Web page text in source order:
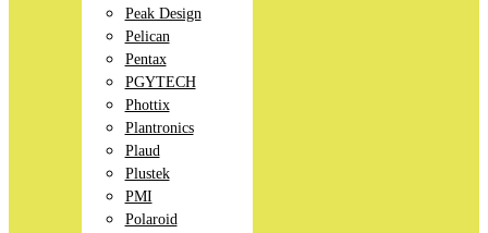
Peak Design
Pelican
Pentax
PGYTECH
Phottix
Plantronics
Plaud
Plustek
PMI
Polaroid